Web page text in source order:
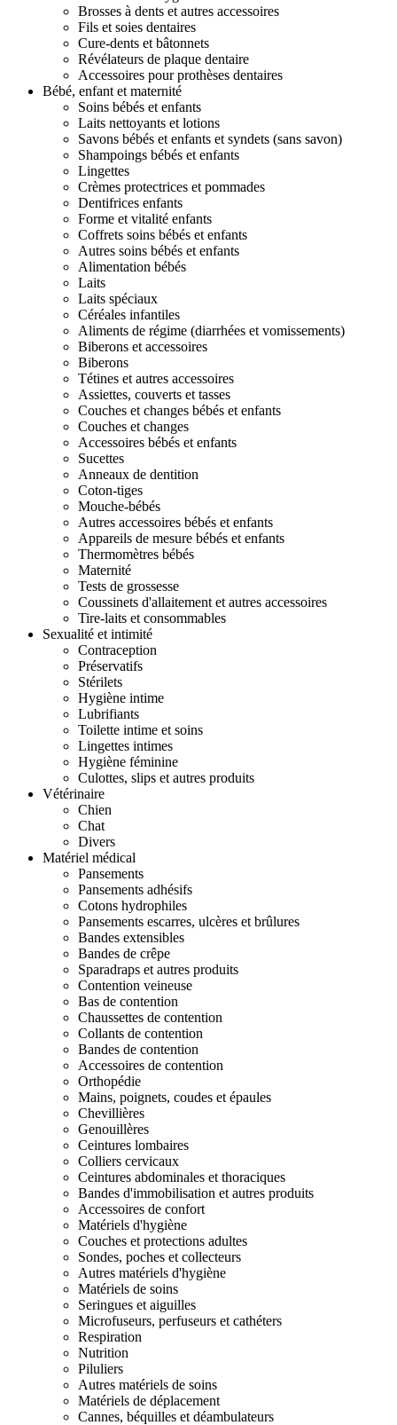
Brosses à dents et autres accessoires
Fils et soies dentaires
Cure-dents et bâtonnets
Révélateurs de plaque dentaire
Accessoires pour prothèses dentaires
Bébé, enfant et maternité
Soins bébés et enfants
Laits nettoyants et lotions
Savons bébés et enfants et syndets (sans savon)
Shampoings bébés et enfants
Lingettes
Crèmes protectrices et pommades
Dentifrices enfants
Forme et vitalité enfants
Coffrets soins bébés et enfants
Autres soins bébés et enfants
Alimentation bébés
Laits
Laits spéciaux
Céréales infantiles
Aliments de régime (diarrhées et vomissements)
Biberons et accessoires
Biberons
Tétines et autres accessoires
Assiettes, couverts et tasses
Couches et changes bébés et enfants
Couches et changes
Accessoires bébés et enfants
Sucettes
Anneaux de dentition
Coton-tiges
Mouche-bébés
Autres accessoires bébés et enfants
Appareils de mesure bébés et enfants
Thermomètres bébés
Maternité
Tests de grossesse
Coussinets d'allaitement et autres accessoires
Tire-laits et consommables
Sexualité et intimité
Contraception
Préservatifs
Stérilets
Hygiène intime
Lubrifiants
Toilette intime et soins
Lingettes intimes
Hygiène féminine
Culottes, slips et autres produits
Vétérinaire
Chien
Chat
Divers
Matériel médical
Pansements
Pansements adhésifs
Cotons hydrophiles
Pansements escarres, ulcères et brûlures
Bandes extensibles
Bandes de crêpe
Sparadraps et autres produits
Contention veineuse
Bas de contention
Chaussettes de contention
Collants de contention
Bandes de contention
Accessoires de contention
Orthopédie
Mains, poignets, coudes et épaules
Chevillières
Genouillères
Ceintures lombaires
Colliers cervicaux
Ceintures abdominales et thoraciques
Bandes d'immobilisation et autres produits
Accessoires de confort
Matériels d'hygiène
Couches et protections adultes
Sondes, poches et collecteurs
Autres matériels d'hygiène
Matériels de soins
Seringues et aiguilles
Microfuseurs, perfuseurs et cathéters
Respiration
Nutrition
Piluliers
Autres matériels de soins
Matériels de déplacement
Cannes, béquilles et déambulateurs